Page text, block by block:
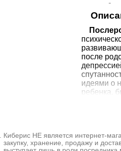
Голованова, д. 1, корп. 2
МЕДСИ в
Благовещенском переулке
Москва, Благовещенский пер., д.
после
идеями о
ребенка,
наносят
попытки
Киберис НЕ является интернет-
закупку, хранение, продажу и